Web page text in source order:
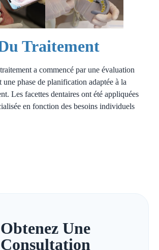
Traitement
a commencé par une évaluation
une phase de planification adaptée à la
Les facettes dentaires ont été appliquées
en fonction des besoins individuels
Obtenez Une
Consultation